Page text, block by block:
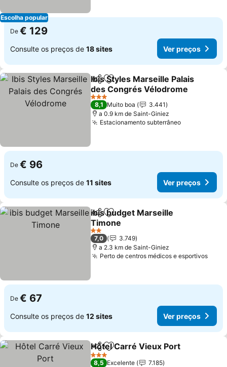
Escolha popular
De € 129
Consulte os preços de 18 sites Ver preços
PartilharAdicionar aos favoritos
Ibis Styles Marseille Palais
des Congrés Vélodrome
3 Estrelas
8,1 Muito boa
3.441
a 0.9 km de Saint-Giniez
Estacionamento subterrâneo
De € 96
Consulte os preços de 11 sites Ver preços
PartilharAdicionar aos favoritos
ibis budget Marseille
Timone
2 Estrelas
7,0
3.749
a 2.3 km de Saint-Giniez
Perto de centros médicos e esportivos
De € 67
Consulte os preços de 12 sites Ver preços
PartilharAdicionar aos favoritos
Hôtel Carré Vieux Port
3 Estrelas
8,5 Excelente
7.185